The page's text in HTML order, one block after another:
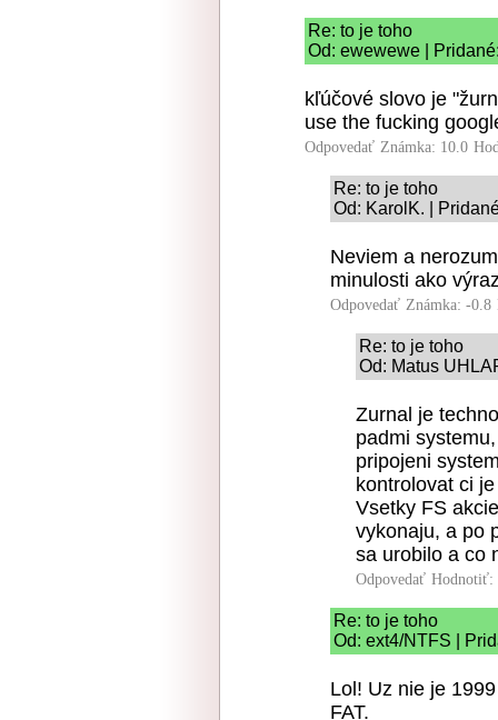
Re: to je toho
Od: ewewewe |
kľúčové slovo je
use the fucking
Odpovedať Známka: 10.0
Re: to je toho
Od: KarolK. |
Neviem a
minulosti ako
Odpovedať Známka: -0.8
Re: to je toho
Od: Matus
Zurnal je
padmi
pripojeni
kontrolovat ci
Vsetky FS
vykonaju, a po
sa urobilo a co
Odpovedať Hodnotiť:
Re: to je toho
Od: ext4/NTFS |
Lol! Uz nie je
FAT.